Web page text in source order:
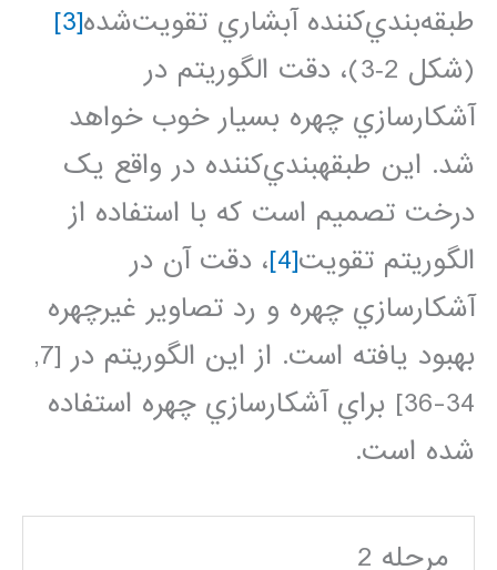
طبقه‌بندي‌کننده آبشاري تقويت‌شده[3]
(شکل ‏2‑3)، دقت الگوريتم در
آشکارسازي چهره بسيار خوب خواهد
شد. اين طبقه‏بندي‌کننده در واقع يک
درخت تصميم است که با استفاده از
الگوريتم تقويت[4] ، دقت آن در
آشکارسازي چهره و رد تصاوير غيرچهره
بهبود يافته است. از اين الگوريتم در [7,
34-36] براي آشکارسازي چهره استفاده
شده است.
مرحله 2